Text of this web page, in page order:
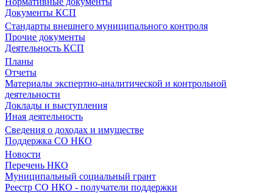
Документы КСП
Стандарты внешнего муниципального контроля
Прочие документы
Деятельность КСП
Планы
Отчеты
Материалы экспертно-аналитической и контрольной
деятельности
Доклады и выступления
Иная деятельность
Сведения о доходах и имуществе
Поддержка СО НКО
Новости
Перечень НКО
Муниципальный социальный грант
Реестр СО НКО - получатели поддержки